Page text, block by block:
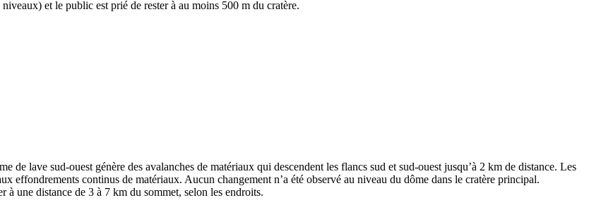
et le public est prié de rester à au moins 500 m du cratère.
de lave sud-ouest génère des avalanches de matériaux qui descendent les flancs sud et sud-ouest jusqu’à 2 km de distance. Les
effondrements continus de matériaux. Aucun changement n’a été observé au niveau du dôme dans le cratère principal.
à une distance de 3 à 7 km du sommet, selon les endroits.